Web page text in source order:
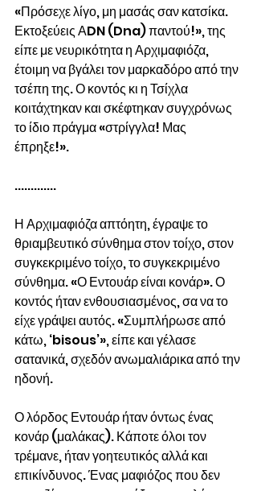
«Πρόσεχε λίγο, μη μασάς σαν κατσίκα.
Εκτοξεύεις ΑDN (Dna) παντού!», της
είπε με νευρικότητα η Αρχιμαφιόζα,
έτοιμη να βγάλει τον μαρκαδόρο από την
τσέπη της. Ο κοντός κι η Τσίχλα
κοιτάχτηκαν και σκέφτηκαν συγχρόνως
το ίδιο πράγμα «στρίγγλα! Μας
έπρηξε!».
.............
Η Αρχιμαφιόζα απτόητη, έγραψε το
θριαμβευτικό σύνθημα στον τοίχο, στον
συγκεκριμένο τοίχο, το συγκεκριμένο
σύνθημα. «Ο Εντουάρ είναι κονάρ». Ο
κοντός ήταν ενθουσιασμένος, σα να το
είχε γράψει αυτός. «Συμπλήρωσε από
κάτω, ‘bisous’», είπε και γέλασε
σατανικά, σχεδόν ανωμαλιάρικα από την
ηδονή.
Ο λόρδος Εντουάρ ήταν όντως ένας
κονάρ (μαλάκας). Κάποτε όλοι τον
τρέμανε, ήταν γοητευτικός αλλά και
επικίνδυνος. Ένας μαφιόζος που δεν